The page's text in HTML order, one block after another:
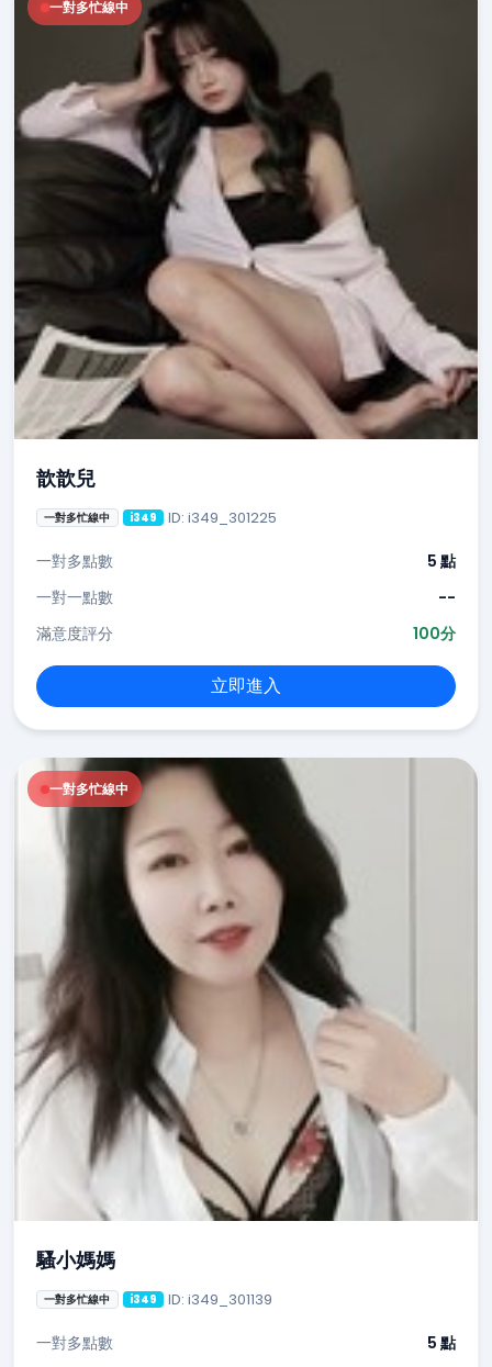
一對多忙線中
歆歆兒
一對多忙線中 i349 ID: i349_301225
一對多點數
5 點
一對一點數
--
滿意度評分
100分
立即進入
一對多忙線中
騷小媽媽
一對多忙線中 i349 ID: i349_301139
一對多點數 5 點